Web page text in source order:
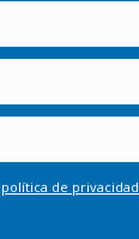
política de privacidad.